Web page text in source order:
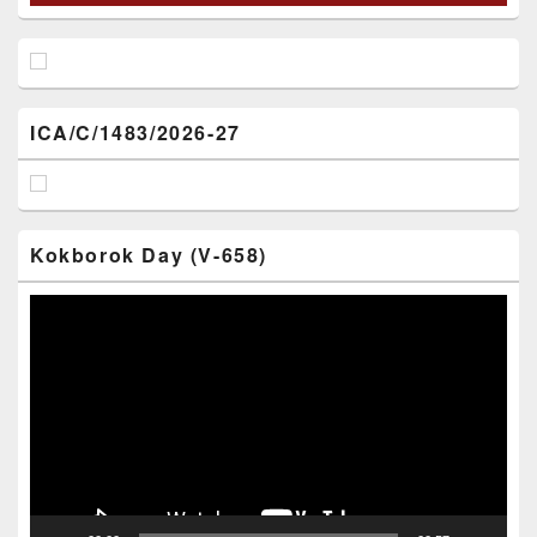
ICA/C/1483/2026-27
Kokborok Day (V-658)